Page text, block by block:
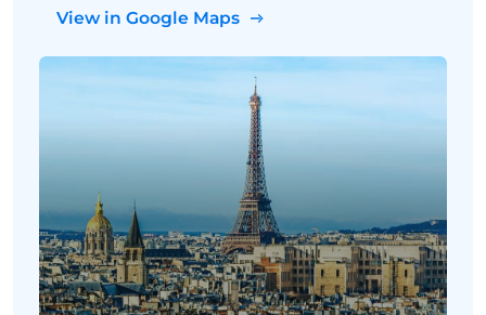
View in Google Maps